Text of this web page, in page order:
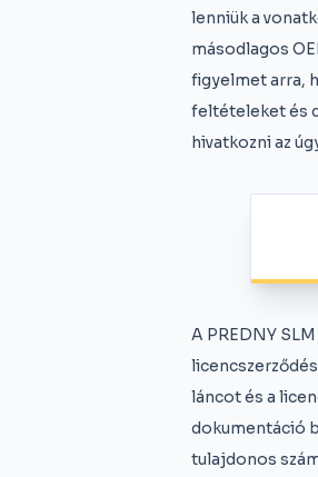
lenniük a
másodlagos
figyelmet arra,
feltételeket és
hivatkozni az
A PREDNY SLM
láncot és a
dokumentáció
tulajdonos